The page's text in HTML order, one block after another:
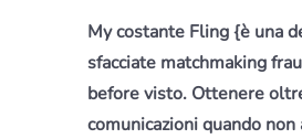
My costante Fling {è una
sfacciate matchmaking
before visto. Ottenere
comunicazioni quando